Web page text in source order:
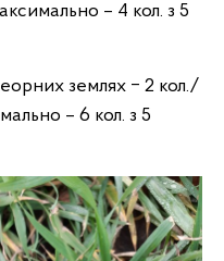
– 4 кол. з 5
землях ‒ 2 кол./
– 6 кол. з 5